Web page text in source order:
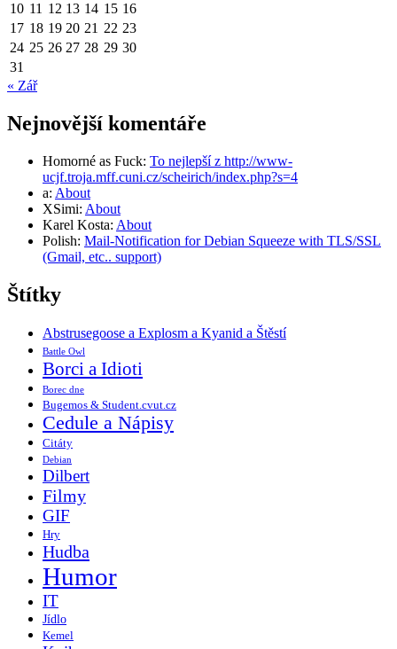
10 11 12 13 14 15 16
17 18 19 20 21 22 23
24 25 26 27 28 29 30
31
« Zář
Nejnovější komentáře
Homorné as Fuck: To nejlepší z http://www-
ucjf.troja.mff.cuni.cz/scheirich/index.php?s=4
a: About
XSimi: About
Karel Kosta: About
Polish: Mail-Notification for Debian Squeeze with TLS/SSL
(Gmail, etc.. support)
Štítky
Abstrusegoose a Explosm a Kyanid a Štěstí
Battle Owl
Borci a Idioti
Borec dne
Bugemos & Student.cvut.cz
Cedule a Nápisy
Citáty
Debian
Dilbert
Filmy
GIF
Hry
Hudba
Humor
IT
Jídlo
Kemel